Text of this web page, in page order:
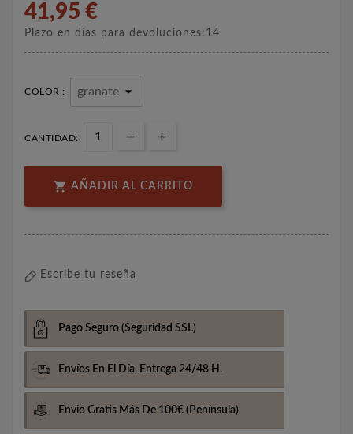
41,95 €
Plazo en días para devoluciones:14
COLOR :
CANTIDAD:
 AÑADIR AL CARRITO
Escribe tu reseña
Pago Seguro (Seguridad SSL)
Envíos En El Día, Entrega 24/48 H.
Envio Gratis Más De 100€ (Península)